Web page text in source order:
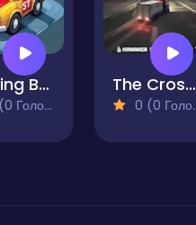
Parking Bus Training
Голосів)
The Crossing Barriers Aid Deliverance
0 (0 Голосів)